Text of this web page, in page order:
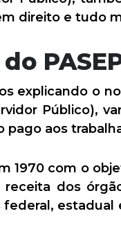
direito e tudo
explicando o
Público),
aos
1970 com o
receita dos